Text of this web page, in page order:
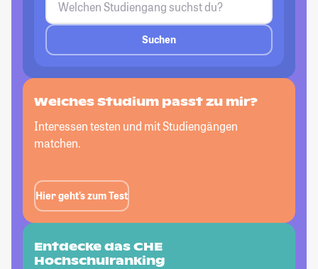
Suchen
Welches Studium passtzu mir?
Interessen testen und mit Studiengängen
matchen.
Hier geht’s zum Test
Entdecke das CHE
Hochschulranking